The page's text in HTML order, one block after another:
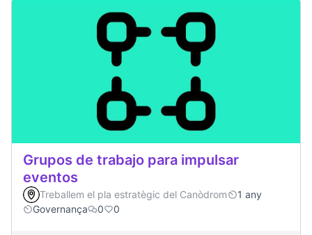
Grupos de trabajo para impulsar
eventos
Treballem el pla estratègic del Canòdrom
1 any
Governança
0 0